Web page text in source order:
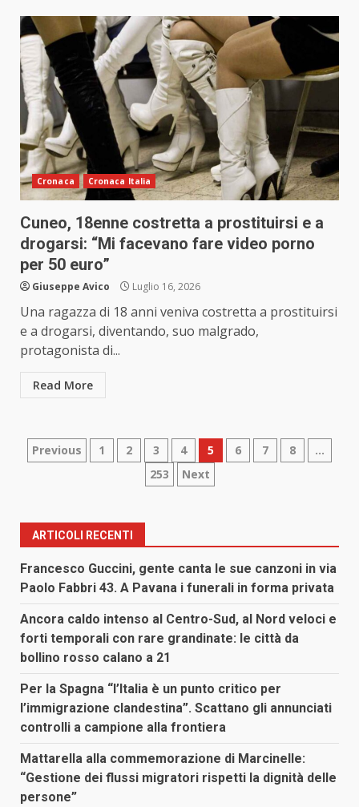
Cronaca Cronaca Italia
Cuneo, 18enne costretta a prostituirsi e a
drogarsi: “Mi facevano fare video porno
per 50 euro”
Giuseppe Avico Luglio 16, 2026
Una ragazza di 18 anni veniva costretta a prostituirsi
e a drogarsi, diventando, suo malgrado,
protagonista di...
Read More
Paginazione
articoli
Previous 1 2 3 4 5 6 7 8
…
253
Next
ARTICOLI RECENTI
Francesco Guccini, gente canta le sue canzoni in via
Paolo Fabbri 43. A Pavana i funerali in forma privata
Ancora caldo intenso al Centro-Sud, al Nord veloci e
forti temporali con rare grandinate: le città da
bollino rosso calano a 21
Per la Spagna “l’Italia è un punto critico per
l’immigrazione clandestina”. Scattano gli annunciati
controlli a campione alla frontiera
Mattarella alla commemorazione di Marcinelle:
“Gestione dei flussi migratori rispetti la dignità delle
persone”